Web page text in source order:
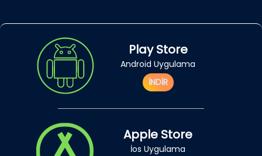
Play Store
Android Uygulama
İNDİR
Apple Store
İos Uygulama